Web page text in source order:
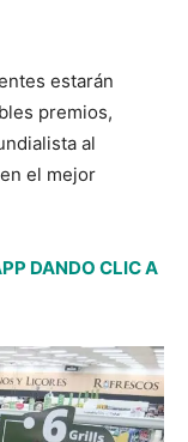
estarán
premios,
al
el mejor
DANDO CLIC A